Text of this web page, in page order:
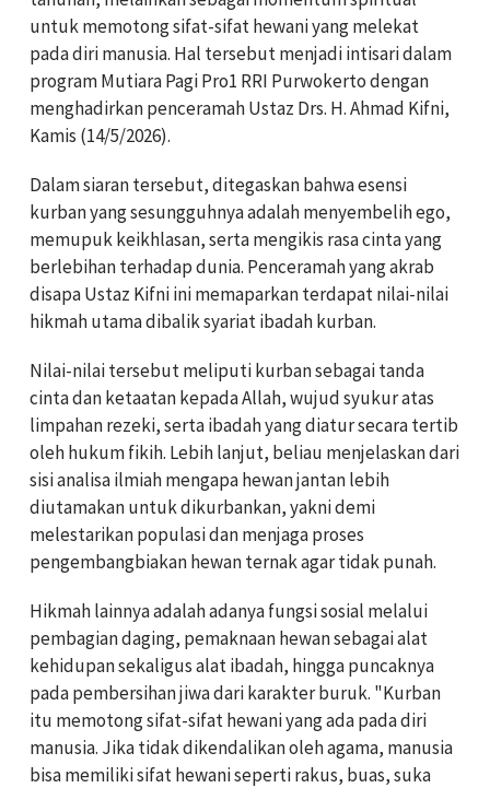
untuk memotong sifat-sifat hewani yang melekat
pada diri manusia. Hal tersebut menjadi intisari dalam
program Mutiara Pagi Pro1 RRI Purwokerto dengan
menghadirkan penceramah Ustaz Drs. H. Ahmad Kifni,
Kamis (14/5/2026).
Dalam siaran tersebut, ditegaskan bahwa esensi
kurban yang sesungguhnya adalah menyembelih ego,
memupuk keikhlasan, serta mengikis rasa cinta yang
berlebihan terhadap dunia. Penceramah yang akrab
disapa Ustaz Kifni ini memaparkan terdapat nilai-nilai
hikmah utama dibalik syariat ibadah kurban.
Nilai-nilai tersebut meliputi kurban sebagai tanda
cinta dan ketaatan kepada Allah, wujud syukur atas
limpahan rezeki, serta ibadah yang diatur secara tertib
oleh hukum fikih. Lebih lanjut, beliau menjelaskan dari
sisi analisa ilmiah mengapa hewan jantan lebih
diutamakan untuk dikurbankan, yakni demi
melestarikan populasi dan menjaga proses
pengembangbiakan hewan ternak agar tidak punah.
Hikmah lainnya adalah adanya fungsi sosial melalui
pembagian daging, pemaknaan hewan sebagai alat
kehidupan sekaligus alat ibadah, hingga puncaknya
pada pembersihan jiwa dari karakter buruk. "Kurban
itu memotong sifat-sifat hewani yang ada pada diri
manusia. Jika tidak dikendalikan oleh agama, manusia
bisa memiliki sifat hewani seperti rakus, buas, suka